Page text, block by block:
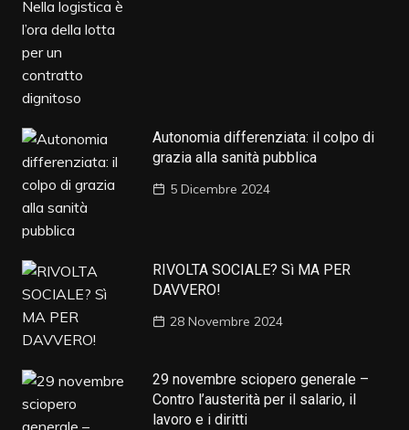
Autonomia differenziata: il colpo di
grazia alla sanità pubblica
5 Dicembre 2024
RIVOLTA SOCIALE? Sì MA PER
DAVVERO!
28 Novembre 2024
29 novembre sciopero generale –
Contro l’austerità per il salario, il
lavoro e i diritti